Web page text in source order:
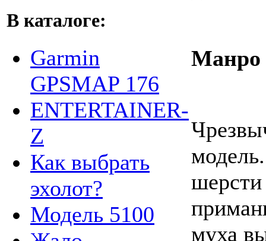
В каталоге:
Garmin
GPSMAP 176
ENTERTAINER-
Z
Как выбрать
эхолот?
Модель 5100
Манро
шерсти
муха